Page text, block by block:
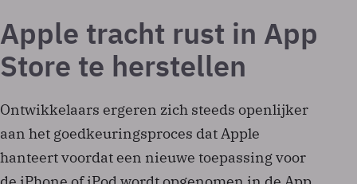
Apple tracht rust in App
Store te herstellen
Ontwikkelaars ergeren zich steeds openlijker
aan het goedkeuringsproces dat Apple
hanteert voordat een nieuwe toepassing voor